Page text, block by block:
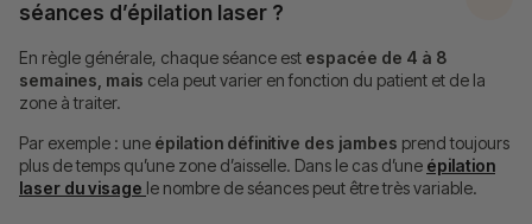
séances d’épilation laser ?
En règle générale, chaque séance est espacée de 4 à 8
semaines, mais cela peut varier en fonction du patient et de la
zone à traiter.
Par exemple : une épilation définitive des jambes prend toujours
plus de temps qu’une zone d’aisselle. Dans le cas d’une épilation
laser du visage le nombre de séances peut être très variable.